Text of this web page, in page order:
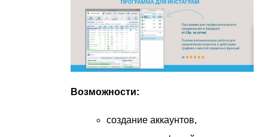
Возможности:
создание аккаунтов,